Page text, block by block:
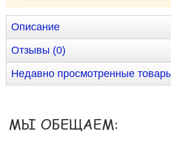
Описание
Отзывы (0)
Недавно просмотренные
МЫ ОБЕЩАЕМ: